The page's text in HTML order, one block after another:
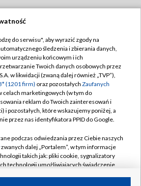
TVP
TVP
Cyfrowa
Regulamin TVP
prywatności
Moje zgody
Pomoc
Kontakt
Kanały
do serwisu", aby wyrazić zgody na
śledzenia i zbierania danych,
urządzeniu końcowym i ich
Twoich danych osobowych przez
w likwidacji (zwaną dalej również „TVP”),
(1201 firm) oraz pozostałych Zaufanych
celach marketingowych (w tym do
reklam do Twoich zainteresowań i
i pozostałych, które wskazujemy poniżej, a
przez nas identyfikatora PPID do Google.
podczas odwiedzania przez Ciebie naszych
zwanych dalej „Portalem”, w tym informacje
takich jak: pliki cookie, sygnalizatory
technologii umożliwiających świadczenie